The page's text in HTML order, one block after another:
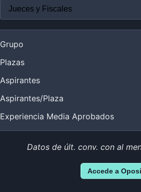
Grupo
Plazas
Aspirantes
Aspirantes/Plaza
Experiencia Media Aprobados
Datos de últ. conv. con al
Accede a